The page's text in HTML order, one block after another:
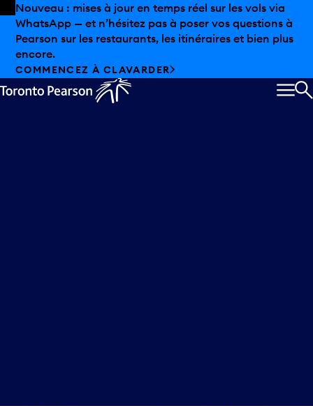
Skip to offers
Passer au contenu principal
Nouveau : mises à jour en temps réel sur les vols via
WhatsApp — et n’hésitez pas à poser vos questions à
Pearson sur les restaurants, les itinéraires et bien plus
encore.
COMMENCEZ À CLAVARDER
charte Mobile